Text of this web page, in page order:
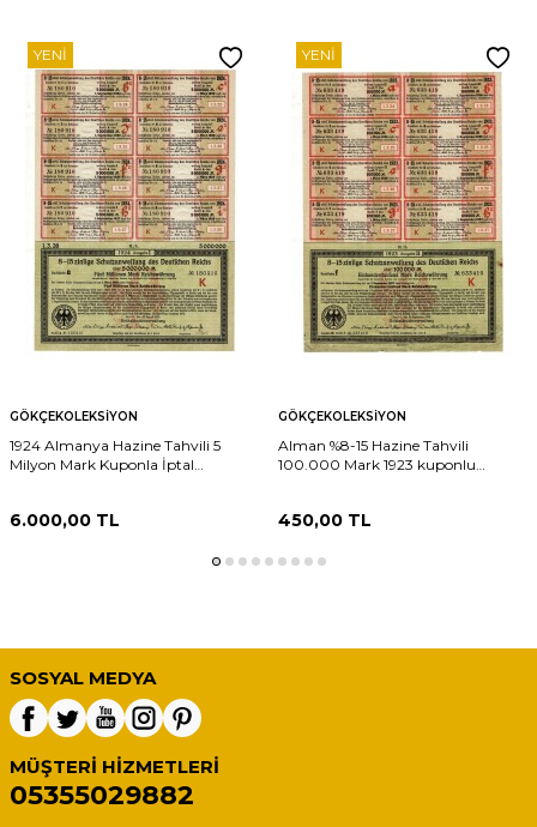
YENI
GÖKÇEKOLEKSIYON
1924 Almanya Hazine Tahvili 5
Milyon Mark Kuponla İptal
6.000,00 TL
YENI
GÖKÇEKOLEKSIYON
Alman %8-15 Hazine Tahvili
100.000 Mark 1923 kuponlu
450,00TL
SOSYAL MEDYA
MÜŞTERI HIZMETLERI
05355029882